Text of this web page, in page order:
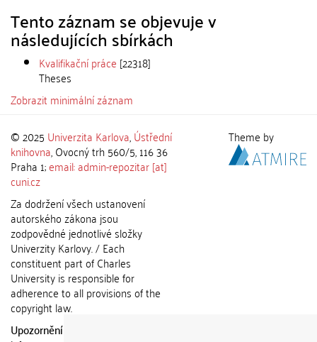
Tento záznam se objevuje v
následujících sbírkách
Kvalifikační práce [22318]
Theses
Zobrazit minimální záznam
© 2025 Univerzita Karlova,Ústřední
knihovna, Ovocný trh 560/5, 116 36
Praha 1;email: admin-repozitar [at]
cuni.cz
Za dodržení všech ustanovení
autorského zákona jsou
zodpovědné jednotlivé složky
Univerzity Karlovy. / Each
constituent part of Charles
University is responsible for
adherence to all provisions of the
copyright law.
Upozornění / Notice:
Theme by